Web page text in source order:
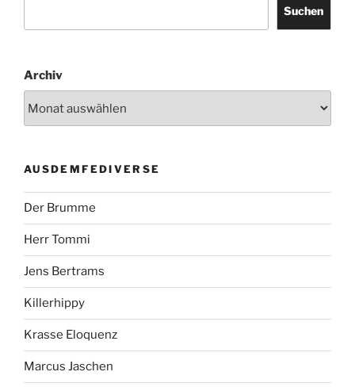
Suchen
Archiv
AUSDEMFEDIVERSE
Der Brumme
Herr Tommi
Jens Bertrams
Killerhippy
Krasse Eloquenz
Marcus Jaschen